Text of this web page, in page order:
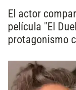
El actor
película "El
protagonismo